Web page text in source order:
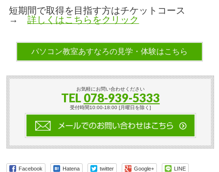
短期間で取得を目指す方はチケットコース
→詳しくはこちらをクリック
パソコン教室あすなろの見学・体験はこちら
お気軽にお問い合わせください
TEL 078-939-5333
受付時間10:00-18:00 [月曜日を除く]
Facebook Hatena twitter Google+ LINE